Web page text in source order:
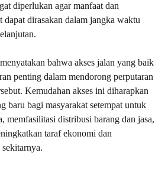
diperlukan agar manfaat dan
dapat dirasakan dalam jangka waktu
bahwa akses jalan yang baik
penting dalam mendorong perputaran
Kemudahan akses ini diharapkan
baru bagi masyarakat setempat untuk
memfasilitasi distribusi barang dan jasa,
taraf ekonomi dan